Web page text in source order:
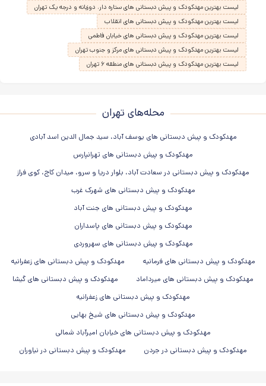
لیست بهترین مهدکودک و پیش دبستانی های ستاره دار، دوزبانه و درجه یک تهران
لیست بهترین مهدکودک و پیش دبستانی های انقلاب
لیست بهترین مهدکودک و پیش دبستانی های خیابان فاطمی
لیست بهترین مهدکودک و پیش دبستانی های مرکز و جنوب تهران
لیست بهترین مهدکودک و پیش دبستانی های منطقه ۶ تهران
محله‌های تهران
مهدکودک و پیش دبستانی های یوسف آباد، سید جمال الدین اسد آبادی
مهدکودک و پیش دبستانی های تهرانپارس
مهدکودک و پیش دبستانی در سعادت آباد، بلوار دریا و سرو، میدان کاج، کوی فراز
مهدکودک و پیش دبستانی های شهرک غرب
مهدکودک و پیش دبستانی های جنت آباد
مهدکودک و پیش دبستانی های پاسداران
مهدکودک و پیش دبستانی های سهروردی
مهدکودک و پیش دبستانی های فرمانیه
مهدکودک و پیش دبستانی های زعفرانیه
مهدکودک و پیش دبستانی های میرداماد
مهدکودک و پیش دبستانی های گیشا
مهدکودک و پیش دبستانی های زعفرانیه
مهدکودک و پیش دبستانی های شیخ بهایی
مهدکودک و پیش دبستانی های خیابان امیرآباد شمالی
مهدکودک و پیش دبستانی در جردن
مهدکودک و پیش دبستانی در نیاوران